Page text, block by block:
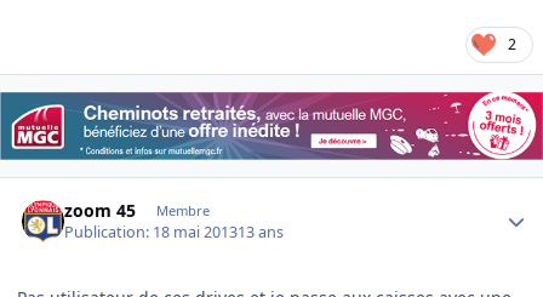
2
zoom 45 Membre
Publication: 18 mai 201313 ans